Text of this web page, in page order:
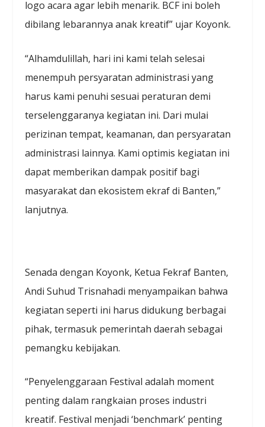
logo acara agar lebih menarik. BCF ini boleh
dibilang lebarannya anak kreatif” ujar Koyonk.
“Alhamdulillah, hari ini kami telah selesai
menempuh persyaratan administrasi yang
harus kami penuhi sesuai peraturan demi
terselenggaranya kegiatan ini. Dari mulai
perizinan tempat, keamanan, dan persyaratan
administrasi lainnya. Kami optimis kegiatan ini
dapat memberikan dampak positif bagi
masyarakat dan ekosistem ekraf di Banten,”
lanjutnya.
Senada dengan Koyonk, Ketua Fekraf Banten,
Andi Suhud Trisnahadi menyampaikan bahwa
kegiatan seperti ini harus didukung berbagai
pihak, termasuk pemerintah daerah sebagai
pemangku kebijakan.
“Penyelenggaraan Festival adalah moment
penting dalam rangkaian proses industri
kreatif. Festival menjadi ‘benchmark’ penting